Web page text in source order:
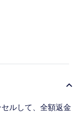
ルして、全額返金